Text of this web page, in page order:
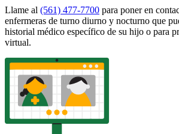
Llame al (561) 477-7700 para poner en
enfermeras de turno diurno y nocturno que
historial médico específico de su hijo o para
virtual.